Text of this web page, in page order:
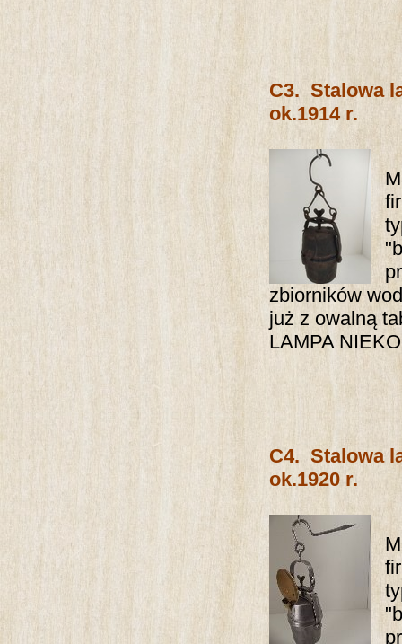
C3. Stalowa
ok.1914 r.
zbiorników
już z owalną
LAMPA
C4. Stalowa
ok.1920 r.